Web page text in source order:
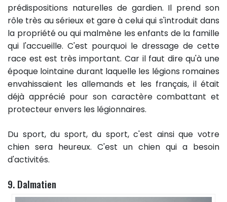
prédispositions naturelles de gardien. Il prend son
rôle très au sérieux et gare à celui qui s'introduit dans
la propriété ou qui malmène les enfants de la famille
qui l'accueille. C'est pourquoi le dressage de cette
race est est très important. Car il faut dire qu'à une
époque lointaine durant laquelle les légions romaines
envahissaient les allemands et les français, il était
déjà apprécié pour son caractère combattant et
protecteur envers les légionnaires.
Du sport, du sport, du sport, c'est ainsi que votre
chien sera heureux. C'est un chien qui a besoin
d'activités.
9. Dalmatien